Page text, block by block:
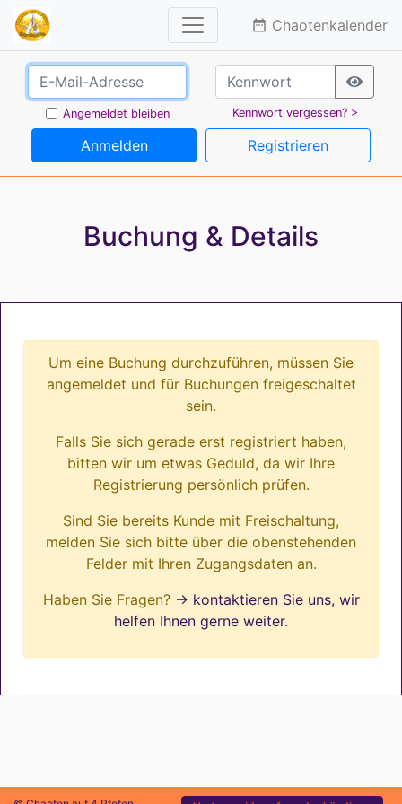
date_range Chaotenkalender
Angemeldet bleiben Kennwort vergessen? >
Anmelden Registrieren
Buchung & Details
Um eine Buchung durchzuführen, müssen Sie
angemeldet und für Buchungen freigeschaltet
sein.
Falls Sie sich gerade erst registriert haben,
bitten wir um etwas Geduld, da wir Ihre
Registrierung persönlich prüfen.
Sind Sie bereits Kunde mit Freischaltung,
melden Sie sich bitte über die obenstehenden
Felder mit Ihren Zugangsdaten an.
Haben Sie Fragen? → kontaktieren Sie uns, wir
helfen Ihnen gerne weiter.